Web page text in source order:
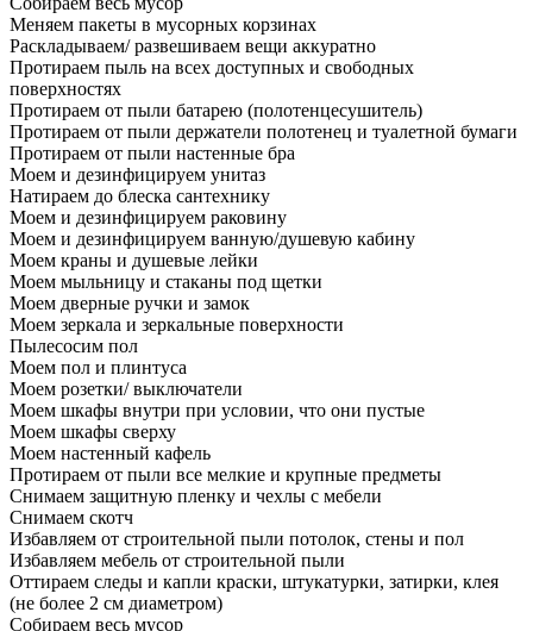
Меняем пакеты в мусорных корзинах
Раскладываем/ развешиваем вещи аккуратно
Протираем пыль на всех доступных и свободных
поверхностях
Протираем от пыли батарею (полотенцесушитель)
Протираем от пыли держатели полотенец и туалетной бумаги
Протираем от пыли настенные бра
Моем и дезинфицируем унитаз
Натираем до блеска сантехнику
Моем и дезинфицируем раковину
Моем и дезинфицируем ванную/душевую кабину
Моем краны и душевые лейки
Моем мыльницу и стаканы под щетки
Моем дверные ручки и замок
Моем зеркала и зеркальные поверхности
Пылесосим пол
Моем пол и плинтуса
Моем розетки/ выключатели
Моем шкафы внутри при условии, что они пустые
Моем шкафы сверху
Моем настенный кафель
Протираем от пыли все мелкие и крупные предметы
Снимаем защитную пленку и чехлы с мебели
Снимаем скотч
Избавляем от строительной пыли потолок, стены и пол
Избавляем мебель от строительной пыли
Оттираем следы и капли краски, штукатурки, затирки, клея
(не более 2 см диаметром)
Собираем весь мусор